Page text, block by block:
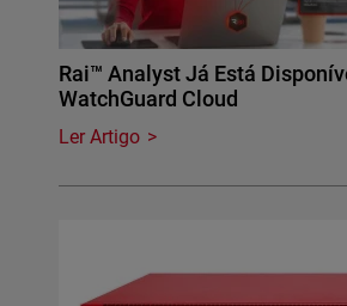
Rai™ Analyst Já Está
WatchGuard Cloud
Ler Artigo